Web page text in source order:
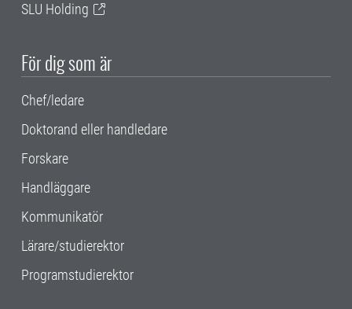
SLU Holding
För dig som är
Chef/ledare
Doktorand eller handledare
Forskare
Handläggare
Kommunikatör
Lärare/studierektor
Programstudierektor